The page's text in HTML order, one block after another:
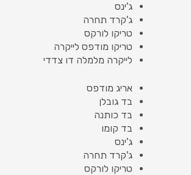
ג'ינס
ג'קרד תחרה
טריקו לורקס
טריקו מודפס לייקרה
לייקרה מלמלה דו צדדי
אריג מודפס
בד גובלן
בד כותנה
בד קומו
ג'ינס
ג'קרד תחרה
טריקו לורקס